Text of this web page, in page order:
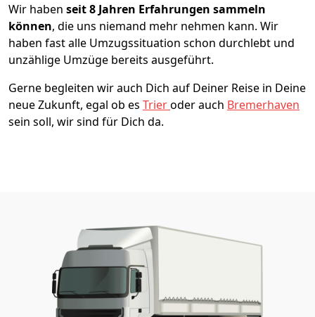
Wir haben seit8 Jahren Erfahrungen sammeln
können, die uns niemand mehr nehmen kann. Wir
haben fast alle Umzugssituation schon durchlebt und
unzählige Umzüge bereits ausgeführt.
Gerne begleiten wir auch Dich auf Deiner Reise in Deine
neue Zukunft, egal ob es Trieroder auch Bremer­haven
sein soll, wir sind für Dich da.